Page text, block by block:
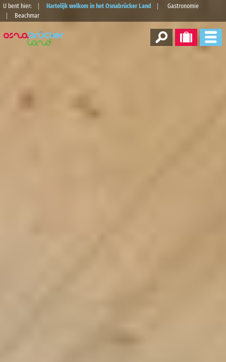
U bent hier: Hartelijk welkom in het Osnabrücker Land
Gastronomie
Beachmar